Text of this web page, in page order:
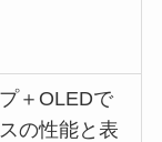
＋OLEDで
の性能と表